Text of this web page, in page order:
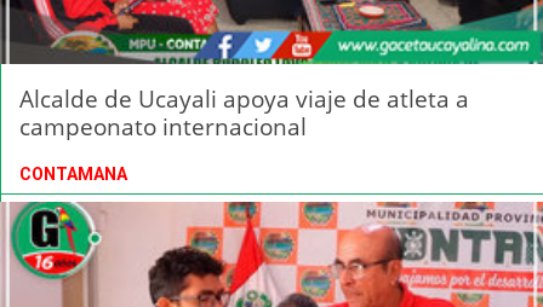
Alcalde de Ucayali apoya viaje de atleta a
campeonato internacional
CONTAMANA